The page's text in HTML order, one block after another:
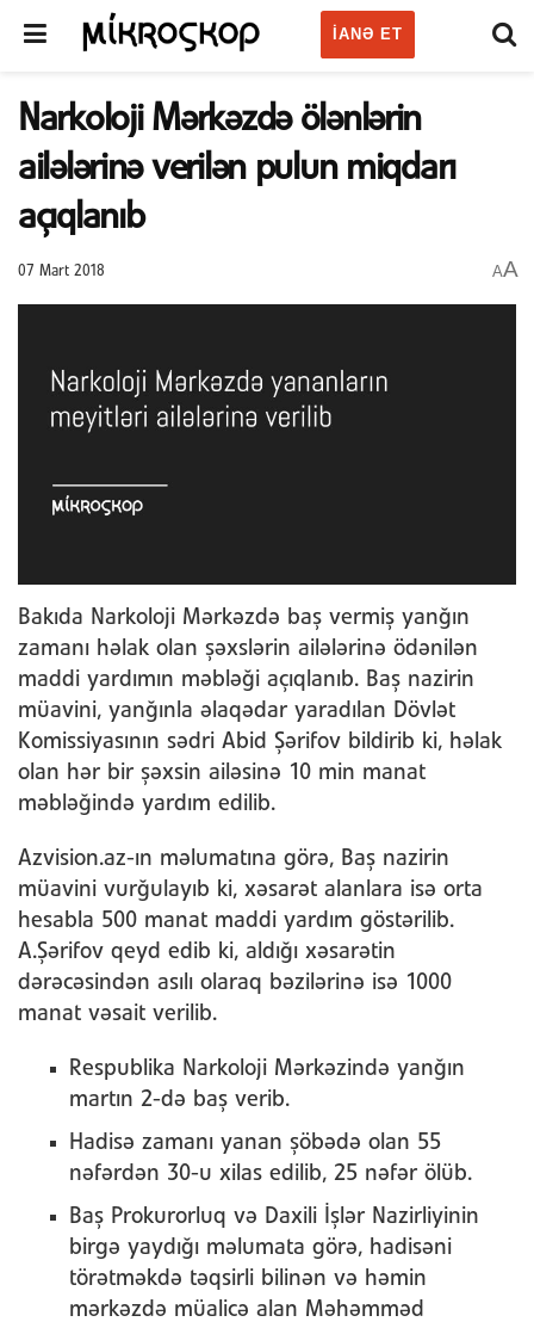
IANƏ ET
Narkoloji Mərkəzdə ölənlərin
ailələrinə verilən pulun miqdarı
açıqlanıb
07 Mart 2018 AA
Bakıda Narkoloji Mərkəzdə baş vermiş yanğın
zamanı həlak olan şəxslərin ailələrinə ödənilən
maddi yardımın məbləği açıqlanıb. Baş nazirin
müavini, yanğınla əlaqədar yaradılan Dövlət
Komissiyasının sədri Abid Şərifov bildirib ki, həlak
olan hər bir şəxsin ailəsinə 10 min manat
məbləğində yardım edilib.
Azvision.az-ın məlumatına görə, Baş nazirin
müavini vurğulayıb ki, xəsarət alanlara isə orta
hesabla 500 manat maddi yardım göstərilib.
A.Şərifov qeyd edib ki, aldığı xəsarətin
dərəcəsindən asılı olaraq bəzilərinə isə 1000
manat vəsait verilib.
Respublika Narkoloji Mərkəzində yanğın
martın 2-də baş verib.
Hadisə zamanı yanan şöbədə olan 55
nəfərdən 30-u xilas edilib, 25 nəfər ölüb.
Baş Prokurorluq və Daxili İşlər Nazirliyinin
birgə yaydığı məlumata görə, hadisəni
törətməkdə təqsirli bilinən və həmin
mərkəzdə müalicə alan Məhəmməd